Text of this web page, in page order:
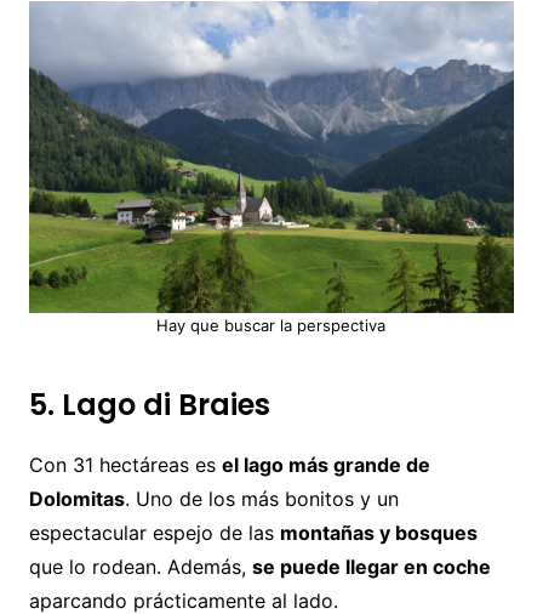
Hay que buscar la perspectiva
5. Lago di Braies
Con 31 hectáreas es el lago más grande de
Dolomitas. Uno de los más bonitos y un
espectacular espejo de las montañas y bosques
que lo rodean. Además, se puede llegar en coche
aparcando prácticamente al lado.